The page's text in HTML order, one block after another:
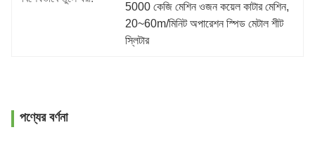
5000 কেজি মেশিন ওজন কয়েল কাটার মেশিন
20~60m/মিনিট অপারেশন স্পিড মেটাল শীট
স্লিটার
পণ্যের বর্ণনা